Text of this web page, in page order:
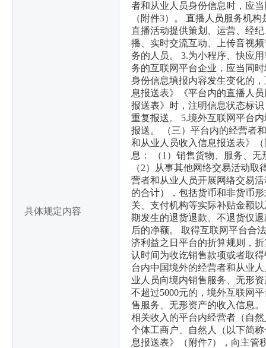
具体规定内容
者和从业人员身份信息时，应
（附件3）。 直播人员服务机
直播活动提供策划、运营、经
播、实时交流互动、上传音视
务的人员。 3.为小程序、快应
务的互联网平台企业，应当同
身份信息填报内容发生变化的
息报送表》《平台内的直播人
报送表》时，注明信息状态标
重复报送。 5.境外互联网平台
报送。 （三）平台内的经营者
和从业人员收入信息报送表》
息： （1）销售货物、服务、
（2）从事其他网络交易活动
营者和从业人员开展网络交易
的合计），包括货币和非货币
关、支付机构等实际补贴金额
期发生的退货退款、不退货仅
后的净额。 取得互联网平台合
济利益之日平台的折算规则，
认时间为收讫销售款项或者取
台内中国境外的经营者和从业
业人员向境内销售服务、无形
不超过5000元的，境外互联网
售服务、无形资产的收入信息
相关收入的平台内经营者（自
个体工商户、自然人（以下简
息报送表》（附件7），向主管